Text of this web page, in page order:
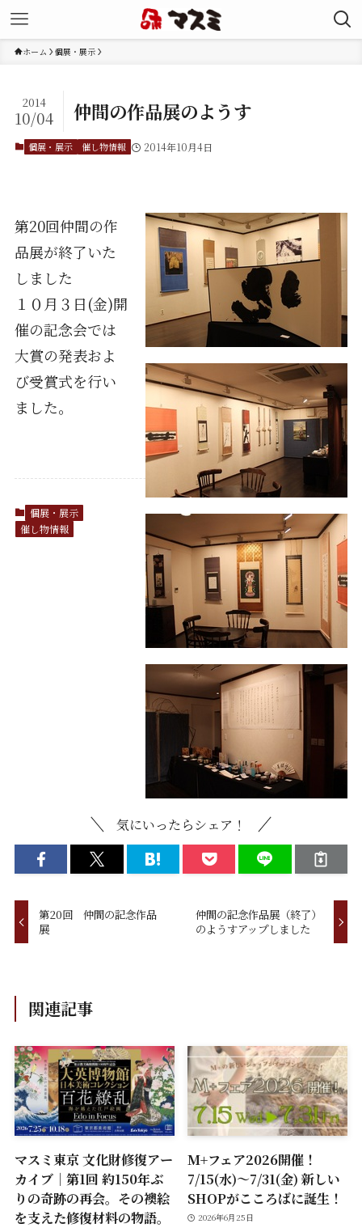
ホーム 個展・展示
仲間の作品展のようす
2014
10/04
個展・展示 催し物情報 2014年10月4日
第20回仲間の作
品展が終了いた
しました
１０月３日(金)開
催の記念会では
大賞の発表およ
び受賞式を行い
ました。
個展・展示
催し物情報
気にいったらシェア！
第20回 仲間の記念作品
展
仲間の記念作品展（終了）
のようすアップしました
関連記事
マスミ東京 文化財修復アー
カイブ｜第1回 約150年ぶ
りの奇跡の再会。その襖絵
を支えた修復材料の物語。
M+フェア2026開催！
7/15(水)～7/31(金) 新しい
SHOPがこころばに誕生！
2026年6月25日